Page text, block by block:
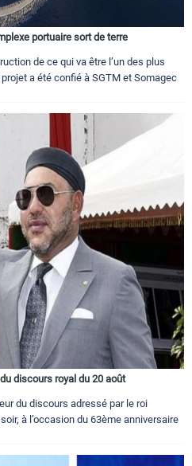
portuaire sort de terre
de ce qui va être l’un des plus
a été confié à SGTM et Somagec
discours royal du 20 août
du discours adressé par le roi
à l’occasion du 63ème anniversaire